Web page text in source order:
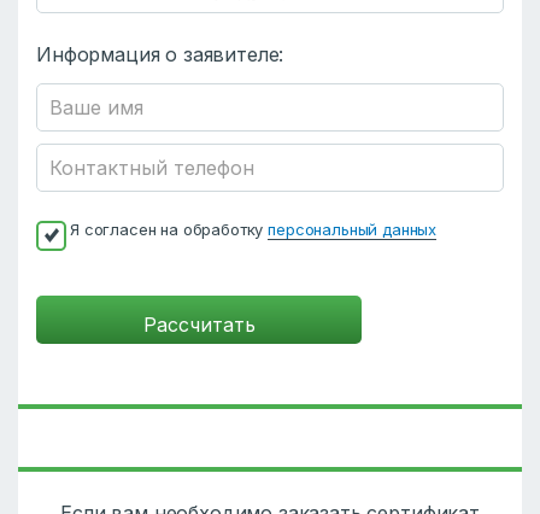
Информация о заявителе:
Я согласен на обработкуперсональный данных